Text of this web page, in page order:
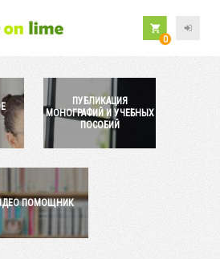
0
ПУБЛИКАЦИЯ
МОНОГРАФИЙ И УЧЕБНЫХ
ПОСОБИЙ
ПОМОЩНИК